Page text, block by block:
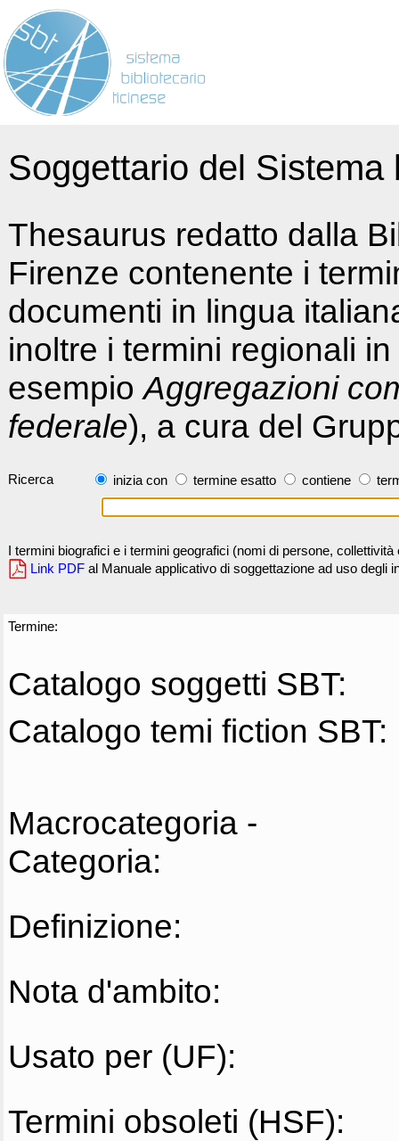
Soggettario del
Thesaurus redatto dalla
Firenze contenente i
documenti in lingua
inoltre i termini regionali
esempioAggregazioni
federale), a cura del
Ricerca inizia con termine esatto contiene
I termini biografici e i termini geografici (nomi di persone,
Link PDF al Manuale applicativo di soggettazione ad uso degli
Termine:
Catalogo soggetti SBT:
Catalogo temi fiction SBT:
Macrocategoria -
Categoria:
Definizione:
Nota d'ambito:
Usato per (UF):
Termini obsoleti (HSF):